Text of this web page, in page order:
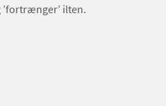
ilten.